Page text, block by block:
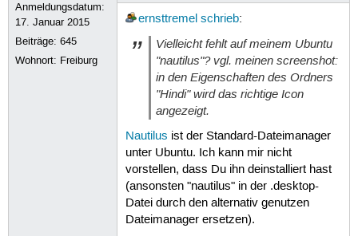
Anmeldungsdatum:
17. Januar 2015
Beiträge:645
Wohnort: Freiburg
ernsttremel schrieb:
Vielleicht fehlt auf meinem Ubuntu
"nautilus"? vgl. meinen screenshot:
in den Eigenschaften des Ordners
"Hindi" wird das richtige Icon
angezeigt.
Nautilus ist der Standard-Dateimanager
unter Ubuntu. Ich kann mir nicht
vorstellen, dass Du ihn deinstalliert hast
(ansonsten "nautilus" in der .desktop-
Datei durch den alternativ genutzen
Dateimanager ersetzen).